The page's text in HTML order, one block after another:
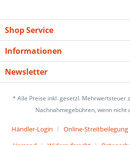
Shop Service
Informationen
Newsletter
* Alle Preise inkl. gesetzl. Mehrwertsteuer
Nachnahmegebühren, wenn nicht
Händler-Login Online-Streitbeilegung